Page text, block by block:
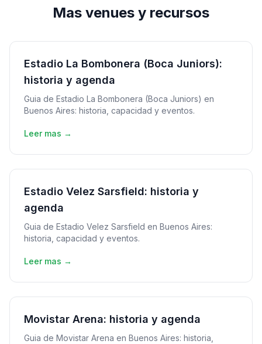
Mas venues y recursos
Estadio La Bombonera (Boca Juniors):
historia y agenda
Guia de Estadio La Bombonera (Boca Juniors) en
Buenos Aires: historia, capacidad y eventos.
Leer mas →
Estadio Velez Sarsfield: historia y
agenda
Guia de Estadio Velez Sarsfield en Buenos Aires:
historia, capacidad y eventos.
Leer mas →
Movistar Arena: historia y agenda
Guia de Movistar Arena en Buenos Aires: historia,